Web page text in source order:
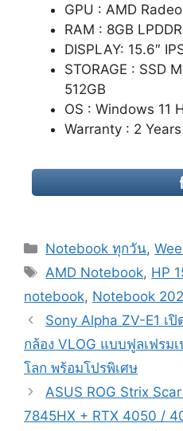
GPU : AMD
RAM : 8GB
DISPLAY: 15.6″
STORAGE : SSD
512GB
OS : Windows 11
Warranty : 2
Categories
Notebook ทุกวัน,
Tags
AMD Notebook, HP
notebook, Notebook
Post
navigation
Sony Alpha ZV-E1 เ
กล้อง VLOG แบบฟูลเฟรม
โลก พร้อมโปรพิเศษ
ASUS ROG Strix
7845HX + RTX 4050 /